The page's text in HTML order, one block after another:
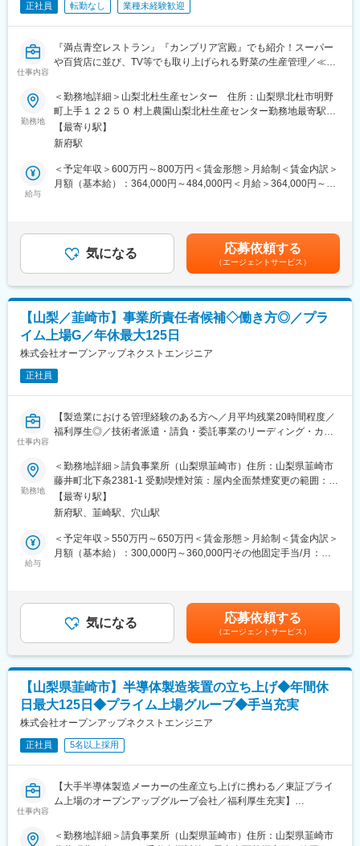
■会社、仕事の魅力：
・「FOR Alliance System」という、担当営業、クライアントリー
ダー、シニアエキスパートの3者によるサポート体制があります。
・ワールドインテックのワークスタイルは、あなたのキャリア形
成をともに考え、自分にあった分野・勤務地で働けるというワー
・実務に必要なスキルを身に付けることができる教育研修制度が
あり、様々な技術を身につけることができます。
・現在のスキルを伸ばしたい方・新しいスキルを身につけたい
方、エンジニアから管理職を目指す方、様々な方が活躍できるフ
■当社について：
・重要項目として位置付ける「人材育成」を強みに、その変化に
柔軟に対応し、適材適所で「人」が活躍できる場を創出すること
で、人々の夢を叶え、その潜在能力を開花させ、よりハイレベル
な成果を生み出し、お客様の発展に寄与してまいります。
変更の範囲：会社の定める業務
正社員 転勤なし 業種未経験歓迎
仕事内容
『満点青空レストラン』『カンブリア宮殿』でも紹介！スーパー
や百貨店に並び、TV等でも取り上げられる野菜の生産管理／≪旧
て業務に取り組みたい方を歓迎します！≫
■職務概要
当社の生産センターの運営に関わる業務を幅広くお任せします。
（1）野菜の栽培や品質の管理
（2）パート従業員のマネジメント・育成
（3）原価・生産効率改善の管理
扱う商材は今話題の「ブロッコリースプラウト」「豆苗」「各種
ハーブ」など。農業の担い手不足や異常気象など、食料の安定供
給への懸念が高まる日本ですが、同社の特徴は野菜生産の自社工
を安定的に作ることが可能となっています。
■入社後のキャリア
メンバーとしてキャリアをスタートし、いずれはセンター長とし
て、経営層・他部門と連携した生産センター全体のマネジメント
を担って頂きます。
■同社について
『豆苗』や『ブロッコリースプラウト』など、誰しもが一度は手
に取ったことのある話題の野菜を生産・販売する、発芽野菜のト
高い栄養価など、高付加価値をもつオンリーワン商品を多数展開
し『選ぶ理由のある野菜』を世の中に発信して来たほか、ITを活
用した「植物工場」を全国に8カ所持ち、これまでの農業の課題で
あった急な需要の変化にも対応できる体制を整えるなど、日本に
た会社です。
の生産センターが新たに稼働します。今後は、海外企業との業務
提携やライセンスビジネスなど、積極的な事業展開を実施しま
す。2035年には、売上1,000億円、世界一の野菜メーカーを本気
で目指しています。
勤務地
＜勤務地詳細＞山梨北杜生産センター 住所：山梨県北杜市明野
町上手１２２５０ 村上農園山梨北杜生産センター勤務地最寄駅：
JR線／韮崎駅受動喫煙対策：屋内全面禁煙
【最寄り駅】
新府駅
給与
＜予定年収＞600万円～800万円＜賃金形態＞月給制＜賃金内訳＞
月額（基本給）：364,000円～484,000円＜月給＞364,000円～
考を通じて上下する可能性があります。月給(月額)は固定手当を含
めた表記です。
気になる 応募依頼する
（エージェントサービス）
【山梨／韮崎市】事業所責任者候補◇働き方◎／プラ
イム上場G／年休最大125日
株式会社オープンアップネクストエンジニア
正社員
仕事内容
【製造業における管理経験のある方へ／月平均残業20時間程度／
福利厚生◎／技術者派遣・請負・委託事業のリーディング・カン
■業務概要：
事業計画の立案から実行までを推進し、マネジメントとカイゼン
を通して事業成長に貢献いただきます。
■業務詳細：
◇事業計画の立案ならびに実行推進
・生産計画に沿った社内人員配置、請求処理
・現場技術社員の採用/育成/評価/労務管理
・残業削減、シフト管理等の作業時間の最適化
・お客様との折衝対応
■事業所内の請負内容：
・半導体製造装置（エッチング装置）のスタートアップ業務
※国内・海外の半導体生産施設での装置組立・調整
・モジュールの調整、配膳、出荷等の業務
■この仕事の魅力：
生産効率や品質向上に向けた改善活動が重要なミッションとなり
現場スタッフと共に課題を解決し、生産性の向上、不良率低下、
勤務地
＜勤務地詳細＞請負事業所（山梨県韮崎市）住所：山梨県韮崎市
藤井町北下条2381-1 受動喫煙対策：屋内全面禁煙変更の範囲：会
社の定める事業所
【最寄り駅】
新府駅、韮崎駅、穴山駅
給与
＜予定年収＞550万円～650万円＜賃金形態＞月給制＜賃金内訳＞
月額（基本給）：300,000円～360,000円その他固定手当/月：
（7・12月）※昨年の実績2.8ヵ月分賃金はあくまでも目安の金額
であり、選考を通じて上下する可能性があります。月給(月額)は固
定手当を含めた表記です。
気になる 応募依頼する
（エージェントサービス）
【山梨県韮崎市】半導体製造装置の立ち上げ◆年間休
日最大125日◆プライム上場グループ◆手当充実
株式会社オープンアップネクストエンジニア
正社員 5名以上採用
仕事内容
【大手半導体製造メーカーの生産立ち上げに携わる／東証プライ
ム上場のオープンアップグループ会社／福利厚生充実】
■業務概要：
＜勤務地詳細＞請負事業所（山梨県韮崎市）住所：山梨県韮崎市